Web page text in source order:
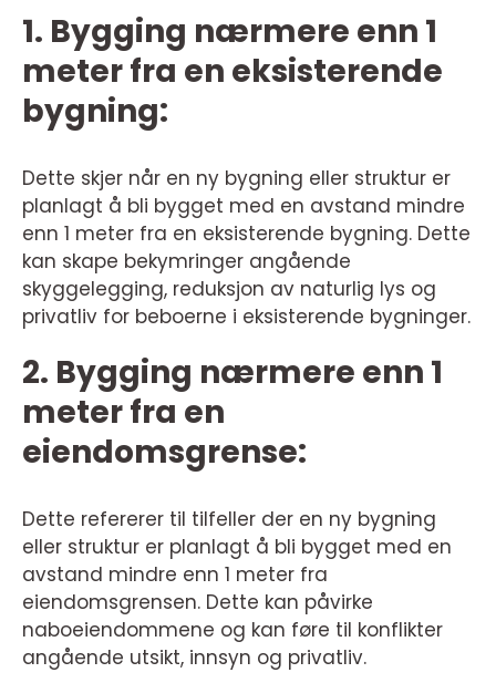
1. Bygging nærmere enn 1
meter fra en eksisterende
bygning:
Dette skjer når en ny bygning eller struktur er
planlagt å bli bygget med en avstand mindre
enn 1 meter fra en eksisterende bygning. Dette
kan skape bekymringer angående
skyggelegging, reduksjon av naturlig lys og
privatliv for beboerne i eksisterende bygninger.
2. Bygging nærmere enn 1
meter fra en
eiendomsgrense:
Dette refererer til tilfeller der en ny bygning
eller struktur er planlagt å bli bygget med en
avstand mindre enn 1 meter fra
eiendomsgrensen. Dette kan påvirke
naboeiendommene og kan føre til konflikter
angående utsikt, innsyn og privatliv.